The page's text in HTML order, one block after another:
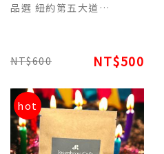
品選 紐約第五大道美式咖啡阿拉比卡原豆(227g) 適合日常黑咖啡飲用
NT$600 NT$500
hot